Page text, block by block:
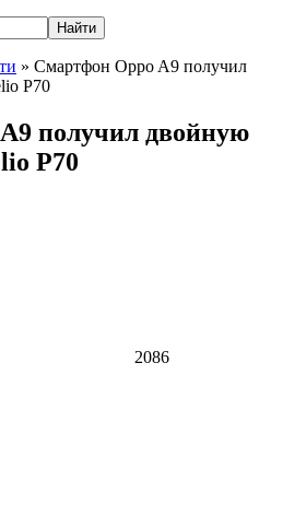
» Смартфон Oppo A9 получил
P70
получил двойную
P70
2086